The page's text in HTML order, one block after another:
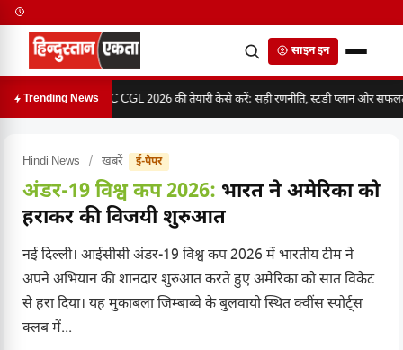
साइन इन
Trending NewsSSC CGL 2026 की तैयारी कैसे करें: सही रणनीति, स्टडी प्लान और
Hindi News / खबरें ई-पेपर
अंडर-19 विश्व कप 2026: भारत ने अमेरिका को
हराकर की विजयी शुरुआत
नई दिल्ली। आईसीसी अंडर-19 विश्व कप 2026 में भारतीय टीम ने
अपने अभियान की शानदार शुरुआत करते हुए अमेरिका को सात विकेट
से हरा दिया। यह मुकाबला जिम्बाब्वे के बुलवायो स्थित क्वींस स्पोर्ट्स
क्लब में...